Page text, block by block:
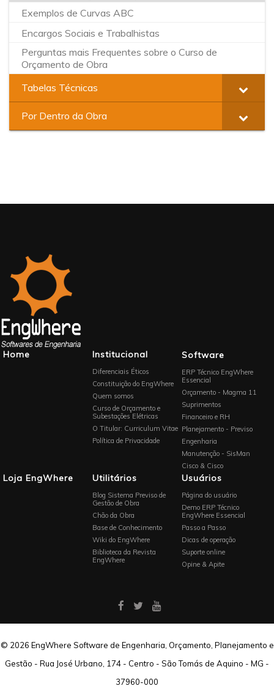
Exemplos de Curvas ABC
Encargos Sociais e Trabalhistas
Perguntas mais Frequentes sobre o Curso de
Orçamento de Obra
Tabelas Técnicas
Por Dentro da Obra
Home Institucional
Diferenciais Éticos
Constituição do EngWhere
Quem somos
Curso de Orçamento e
Subestações Elétricas
O Titular: Curriculum Vitae
Política de Privacidade
Software
ERP Técnico EngWhere
Essencial
Orçamento - Magma 11
Suprimentos
Financeiro e RH
Planejamento - Previso
Engenharia
Manutenção - SisMan
Cisco & Cisco
Loja EngWhere Utilitários
Blog Sistema Previso de
Gestão de Obra
Chão da Obra
Base de Conhecimento
Wiki do EngWhere
Biblioteca da Revista
EngWhere
Usuários
Página do usuário
Demo ERP Técnico
EngWhere Essencial
Passo a Passo
Dicas de operação
Suporte online
Opine & Apite
© 2026 EngWhere Software de Engenharia, Orçamento, Planejamento e
Gestão - Rua José Urbano, 174 - Centro - São Tomás de Aquino - MG -
37960-000